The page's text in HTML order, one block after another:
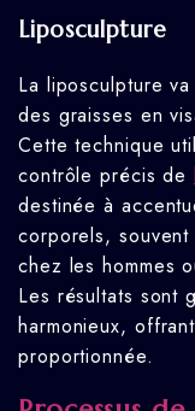
Liposculpture
La liposculpture
des graisses en
Cette technique
contrôle précis de
destinée à
corporels,
chez les hommes
Les résultats sont
harmonieux,
proportionnée.